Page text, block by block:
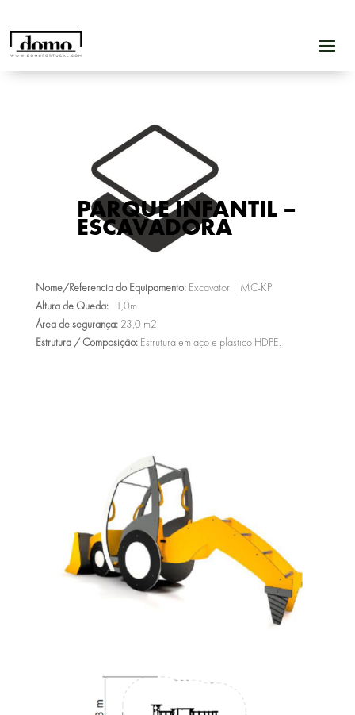
PARQUE INFANTIL –
ESCAVADORA
Nome/Referencia do Equipamento: Excavator | MC-KP
Altura de Queda:
1,0m
Área de segurança:23,0 m2
Estrutura / Composição: Estrutura em aço e plástico HDPE.